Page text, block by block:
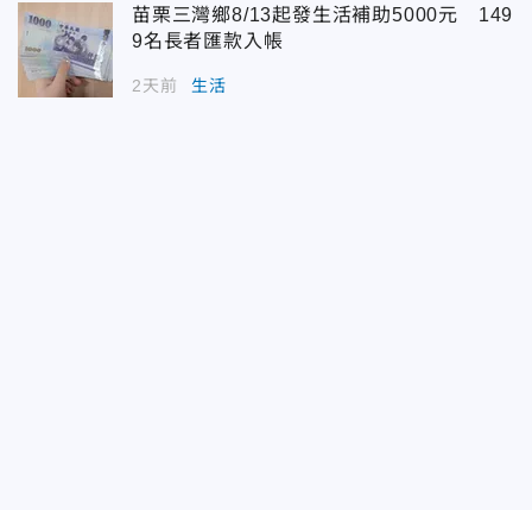
苗栗三灣鄉8/13起發生活補助5000元 149
9名長者匯款入帳
2天前 生活